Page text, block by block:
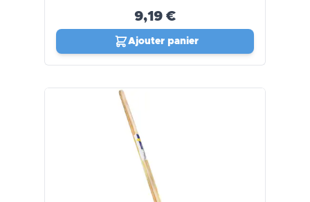
9,19 €
Ajouter panier